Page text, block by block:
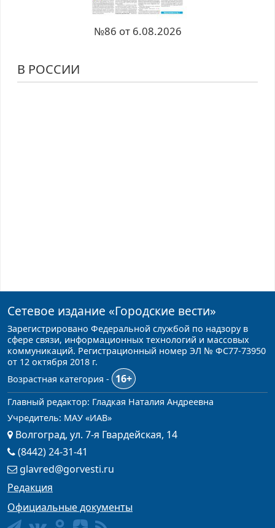
№86 от 6.08.2026
В РОССИИ
Сетевое издание «Городские вести»
Зарегистрировано Федеральной службой по надзору в
сфере связи, информационных технологий и массовых
коммуникаций. Регистрационный номер ЭЛ № ФС77-73950
от 12 октября 2018 г.
Возрастная категория -
16+
Главный редактор: Гладкая Наталия Андреевна
Учредитель: МАУ «ИАВ»
Волгоград, ул. 7-я Гвардейская, 14
(8442) 24-31-41
glavred@gorvesti.ru
Редакция
Официальные документы